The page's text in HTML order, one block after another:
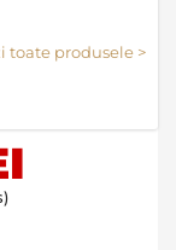
toate produsele >